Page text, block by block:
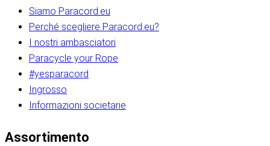
Siamo Paracord.eu
Perché scegliere Paracord.eu?
I nostri ambasciatori
Paracycle your Rope
#yesparacord
Ingrosso
Informazioni societarie​​​​‌ ‍ ​‍​‍‌‍ ‌ ​‍‌‍‍‌‌‍‌ ‌‍‍‌‌‍ ‍​‍​‍​ ‍‍​‍​‍‌ ​ ‌‍​‌‌‍ ‍‌‍‍‌‌ ‌​‌ ‍‌​‍ ‍‌‍‍‌‌‍ ​‍​‍​‍ ​​‍​‍‌‍‍​‌ ​‍‌‍‌‌‌‍‌‍​‍​‍​ ‍‍​‍​‍‌‍‍​‌ ‌​‌ ‌​‌ ​​‌ ​ ​ ‍‍​‍ ​‍ ‌ ​​‌‍​‌‌ ​‍‌‍​‌‌‍​ ‌‍ ‌ ​‍‌‍‌​​‍ ‍‌ ​ ‌‍​‌‌‍ ‍‌‍‍‌‌ ‌​‌ ‍‌​‍ ‍‌ ​ ‌ ‌​‌ ‌‌‌‍‌​‌‍‍‌‌‍ ​‍ ‌‍‍‌‌‍ ‍‌ ‌​‌‍‌‌‌‍ ‍‌ ‌​​‍ ‌‍‌‌‌‍‌​‌‍‍‌‌ ‌​​‍ ‌‍ ‌‌‍ ‌‍‌​‌‍‌‌​ ‌‌ ​​‌ ​‍‌‍‌‌‌ ​ ‌‍‌‌‌‍ ‍‌ ‌​‌‍​‌‌ ‌​‌‍‍‌‌‍ ‌‍ ‍​ ‍ ‌‍‍‌‌‍‌​​ ‌‌‍‌‍‌‍ ‌‍ ‌ ‌​‌‍‌‌‌ ​‍​‍ ‌‌‍​‍‌ ​‍‌‍​‌‌‍ ‍‌‍‌​​‍ ‌‌‍‍‌‌‍ ‌‌ ​​‌ ​‍‌‍‍‌‌‍ ‍‌ ‌​​ ‍ ‌ ‌​‌ ‍‌‌ ​​‌‍‌‌​ ‌‌ ‌​‌ ​‍‌‍​‌‌‍ ‍‌ ​ ‌‍ ​‌‍​‌‌ ‌​‌‍‌‌‌‍‌​​‍ ‌‌‍ ‌‌‍‌‌‌ ​ ‌ ​ ‌‍​‌‌‍‌ ‌‍‌‌​ ‍ ‌ ​​‌‍​‌‌ ‌​‌‍‍​​ ‌‌ ‌‍‌‍​‌‌‍ ​‌ ‌‌‌‍‌‌​‍ ‍‌‍‍‌‌ ‌​‌‌ ‌​‍‌‌‌‌​​ ‌‍​‍‌‍​‌‌ ​ ‌‍‌‌‌‌‌‌‌ ​‍‌‍ ​​ ‌‌‍‍​‌ ‌​‌ ‌​‌ ​​‌ ​ ​‍‌‌​ ​ ‌​​‌​‍‌‌​ ​‍‌​‌‍​‍‌‌​ ​‍‌​‌‍‌ ​​‌‍​‌‌ ​‍‌‍​‌‌‍​ ‌‍ ‌ ​‍‌‍‌​​‍ ‍‌ ​ ‌‍​‌‌‍ ‍‌‍‍‌‌ ‌​‌ ‍‌​‍ ‍‌ ​ ‌ ‌​‌ ‌‌‌‍‌​‌‍‍‌‌‍ ​‍‌‍‌‍‍‌‌‍‌​​ ‌‌‍‌‍‌‍ ‌‍ ‌ ‌​‌‍‌‌‌ ​‍​‍ ‌‌‍​‍‌ ​‍‌‍​‌‌‍ ‍‌‍‌​​‍ ‌‌‍‍‌‌‍ ‌‌ ​​‌ ​‍‌‍‍‌‌‍ ‍‌ ‌​​‍‌‍‌ ‌​‌ ‍‌‌ ​​‌‍‌‌​ ‌‌ ‌​‌ ​‍‌‍​‌‌‍ ‍‌ ​ ‌‍ ​‌‍​‌‌ ‌​‌‍‌‌‌‍‌​​‍ ‌‌‍ ‌‌‍‌‌‌ ​ ‌ ​ ‌‍​‌‌‍‌ ‌‍‌‌​‍‌‍‌ ​​‌‍​‌‌ ‌​‌‍‍​​ ‌‌ ‌‍‌‍​‌‌‍ ​‌ ‌‌‌‍‌‌​‍ ‍‌‍‍‌‌ ‌​‌‌ ‌​‍‌‌‌‌​​‍‌‍‌ ​​‌‍‌‌‌ ​‍‌ ​ ‌ ​​‌‍‌‌‌‍​ ‌ ‌​‌‍‍‌‌ ‌‍‌‍‌‌​ ‌‌ ​​‌ ‌‌‌‍​‍‌‍ ​‌‍‍‌‌ ​ ‌‍‍​‌‍‌‌‌‍‌​​‍​‍‌ ‌​​​​‌ ‍ ​‍​‍‌‍ ‌ ​‍‌‍‍‌‌‍‌ ‌‍‍‌‌‍ ‍​‍​‍​ ‍‍​‍​‍‌ ​ ‌‍​‌‌‍ ‍‌‍‍‌‌ ‌​‌ ‍‌​‍ ‍‌‍‍‌‌‍ ​‍​‍​‍ ​​‍​‍‌‍‍​‌ ​‍‌‍‌‌‌‍‌‍​‍​‍​ ‍‍​‍​‍‌‍‍​‌ ‌​‌ ‌​‌ ​​‌ ​ ​ ‍‍​‍ ​‍ ‌ ​​‌‍​‌‌ ​‍‌‍​‌‌‍​ ‌‍ ‌ ​‍‌‍‌​​‍ ‍‌ ​ ‌‍​‌‌‍ ‍‌‍‍‌‌ ‌​‌ ‍‌​‍ ‍‌ ​ ‌ ‌​‌ ‌‌‌‍‌​‌‍‍‌‌‍ ​‍ ‌‍‍‌‌‍ ‍‌ ‌​‌‍‌‌‌‍ ‍‌ ‌​​‍ ‌‍‌‌‌‍‌​‌‍‍‌‌ ‌​​‍ ‌‍ ‌‌‍ ‌‍‌​‌‍‌‌​ ‌‌ ​​‌ ​‍‌‍‌‌‌ ​ ‌‍‌‌‌‍ ‍‌ ‌​‌‍​‌‌ ‌​‌‍‍‌‌‍ ‌‍ ‍​ ‍ ‌‍‍‌‌‍‌​​ ‌‌‍‌‍‌‍ ‌‍ ‌ ‌​‌‍‌‌‌ ​‍​‍ ‌‌‍​‍‌ ​‍‌‍​‌‌‍ ‍‌‍‌​​‍ ‌‌‍‍‌‌‍ ‌‌ ​​‌ ​‍‌‍‍‌‌‍ ‍‌ ‌​​ ‍ ‌ ‌​‌ ‍‌‌ ​​‌‍‌‌​ ‌‌ ‌​‌ ​‍‌‍​‌‌‍ ‍‌ ​ ‌‍ ​‌‍​‌‌ ‌​‌‍‌‌‌‍‌​​‍ ‌‌‍ ‌‌‍‌‌‌ ​ ‌ ​ ‌‍​‌‌‍‌ ‌‍‌‌​ ‍ ‌ ​​‌‍​‌‌ ‌​‌‍‍​​ ‌‌ ‌‍‌‍​‌‌‍ ​‌ ‌‌‌‍‌‌​‍ ‍‌‍‍‌‌ ‌​‌‌ ‌​‍‌‌‌‌​​ ‌‍​‍‌‍​‌‌ ​ ‌‍‌‌‌‌‌‌‌ ​‍‌‍ ​​ ‌‌‍‍​‌ ‌​‌ ‌​‌ ​​‌ ​ ​‍‌‌​ ​ ‌​​‌​‍‌‌​ ​‍‌​‌‍​‍‌‌​ ​‍‌​‌‍‌ ​​‌‍​‌‌ ​‍‌‍​‌‌‍​ ‌‍ ‌ ​‍‌‍‌​​‍ ‍‌ ​ ‌‍​‌‌‍ ‍‌‍‍‌‌ ‌​‌ ‍‌​‍ ‍‌ ​ ‌ ‌​‌ ‌‌‌‍‌​‌‍‍‌‌‍ ​‍‌‍‌‍‍‌‌‍‌​​ ‌‌‍‌‍‌‍ ‌‍ ‌ ‌​‌‍‌‌‌ ​‍​‍ ‌‌‍​‍‌ ​‍‌‍​‌‌‍ ‍‌‍‌​​‍ ‌‌‍‍‌‌‍ ‌‌ ​​‌ ​‍‌‍‍‌‌‍ ‍‌ ‌​​‍‌‍‌ ‌​‌ ‍‌‌ ​​‌‍‌‌​ ‌‌ ‌​‌ ​‍‌‍​‌‌‍ ‍‌ ​ ‌‍ ​‌‍​‌‌ ‌​‌‍‌‌‌‍‌​​‍ ‌‌‍ ‌‌‍‌‌‌ ​ ‌ ​ ‌‍​‌‌‍‌ ‌‍‌‌​‍‌‍‌ ​​‌‍​‌‌ ‌​‌‍‍​​ ‌‌ ‌‍‌‍​‌‌‍ ​‌ ‌‌‌‍‌‌​‍ ‍‌‍‍‌‌ ‌​‌‌ ‌​‍‌‌‌‌​​‍‌‍‌ ​​‌‍‌‌‌ ​‍‌ ​ ‌ ​​‌‍‌‌‌‍​ ‌ ‌​‌‍‍‌‌ ‌‍‌‍‌‌​ ‌‌ ​​‌ ‌‌‌‍​‍‌‍ ​‌‍‍‌‌ ​ ‌‍‍​‌‍‌‌‌‍‌​​‍​‍‌ ‌
Assortimento